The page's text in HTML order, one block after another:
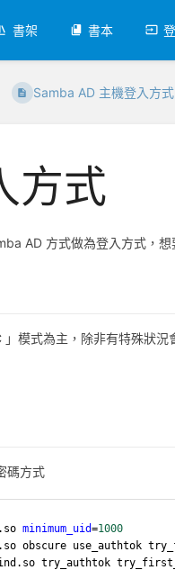
書架 書本
Samba AD 主機登入方式
方式
AD 方式做為登入方式，想
模式為主，除非有特殊狀況
碼方式
minimum_uid=1000
obscure use_authtok
try_authtok